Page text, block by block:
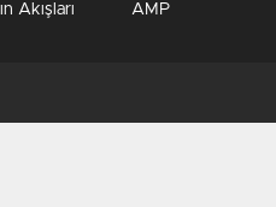
Akışları AMP